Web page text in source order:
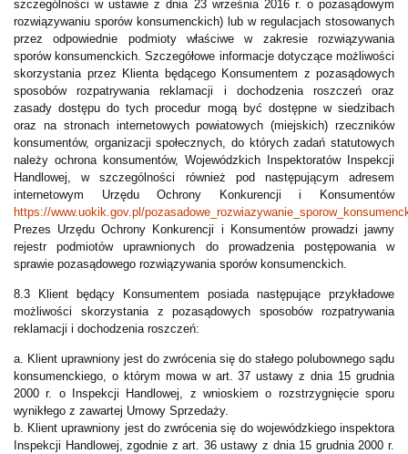
szczególności w ustawie z dnia 23 września 2016 r. o pozasądowym
rozwiązywaniu sporów konsumenckich) lub w regulacjach stosowanych
przez odpowiednie podmioty właściwe w zakresie rozwiązywania
sporów konsumenckich. Szczegółowe informacje dotyczące możliwości
skorzystania przez Klienta będącego Konsumentem z pozasądowych
sposobów rozpatrywania reklamacji i dochodzenia roszczeń oraz
zasady dostępu do tych procedur mogą być dostępne w siedzibach
oraz na stronach internetowych powiatowych (miejskich) rzeczników
konsumentów, organizacji społecznych, do których zadań statutowych
należy ochrona konsumentów, Wojewódzkich Inspektoratów Inspekcji
Handlowej, w szczególności również pod następującym adresem
internetowym Urzędu Ochrony Konkurencji i Konsumentów
https://www.uokik.gov.pl/
Prezes Urzędu Ochrony Konkurencji i Konsumentów prowadzi jawny
rejestr podmiotów uprawnionych do prowadzenia postępowania w
sprawie pozasądowego rozwiązywania sporów konsumenckich.
8.3 Klient będący Konsumentem posiada następujące przykładowe
możliwości skorzystania z pozasądowych sposobów rozpatrywania
reklamacji i dochodzenia roszczeń:
a. Klient uprawniony jest do zwrócenia się do stałego polubownego sądu
konsumenckiego, o którym mowa w art. 37 ustawy z dnia 15 grudnia
2000 r. o Inspekcji Handlowej, z wnioskiem o rozstrzygnięcie sporu
wynikłego z zawartej Umowy Sprzedaży.
b. Klient uprawniony jest do zwrócenia się do wojewódzkiego inspektora
Inspekcji Handlowej, zgodnie z art. 36 ustawy z dnia 15 grudnia 2000 r.